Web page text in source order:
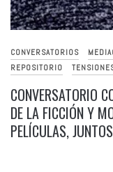
CONVERSATORIOS
REPOSITORIO
CONVERSATORIO
DE LA FICCIÓN Y
PELÍCULAS,